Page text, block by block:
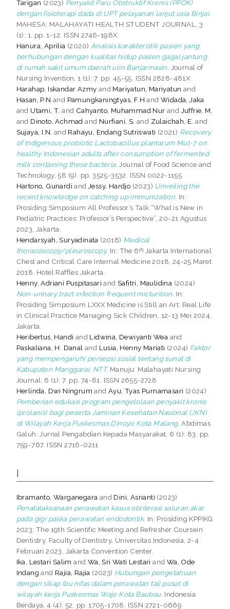
Tarigan (2023) Penyakit Paru Obstruktif Kronis (PPOK)
dengan fisioterapi dada di UPT pelayanan lanjut usia Binjai.
MAHESA: MALAHAYATI HEALTH STUDENT JOURNAL, 3
(1): 1. pp. 1-12. ISSN 2746-198X
Hanura, Aprilia (2020) Analisis karakteristik pasien yang
berhubungan dengan kualitas hidup pasien gagal jantung
di rumah sakit umum daerah ulin Banjarmasin. Journal of
Nursing Invention, 1 (1): 7. pp. 45-55. ISSN 2828-481X
Harahap, Iskandar Azmy and Mariyatun, Mariyatun and
Hasan, P.N and Pamungkaningtyas, F.H andWidada, Jaka
and Utami, T. and Cahyanto, Muhammad Nur and Juffrie, M.
and Dinoto, Achmad and Nurfiani, S. and Zulaichah, E. and
Sujaya, I.N. and Rahayu, Endang Sutriswati (2021) Recovery
of Indigenous probiotic Lactobacillus plantarum Mut-7 on
healthy Indonesian adults after consumption of fermented
milk containing these bacteria. Journal of Food Science and
Technology, 58 (9). pp. 3525-3532. ISSN 0022-1155
Hartono, Gunardi andJessy, Hardjo (2023) Unveiling the
recent knowledge on catching up immunization. In:
Prosiding Simposium All Professor’s Talk “What is New in
Pediatric Practices: Professor’s Perspective”, 20-21 Agustus
2023, Jakarta.
Hendarsyah, Suryadinata (2018) Medical
thoracoscopy/pleuroscopy. In: The 6ᵗꭜ Jakarta International
Chest and Critical Care Internal Medicine 2018, 24-25 Maret
2018, Hotel Raffles Jakarta.
Henny, Adriani Puspitasari andSafitri, Maulidina (2024)
Non-urinary tract infection frequent micturition. In:
Prosiding Simposium LXXX Medicine is Still an Art: Real Life
in Clinical Practice Managing Sick Children, 12-13 Mei 2024,
Jakarta.
Heribertus, Handi and Lidwina, Dewiyanti Wea and
Paskaliana, H. Danal and Lusia, Henny Mariati (2024) Faktor
yang mempengaruhi persepsi sosial tentang sunat di
Kabupaten Manggarai, NTT. Manuju: Malahayati Nursing
Journal, 6 (1): 7. pp. 74-81. ISSN 2655-2728
Herlinda, Dwi Ningrum andAyu, Tyas Purnamasari (2024)
Pemberian edukasi program pengelolaan penyakit kronis
(prolanis) bagi peserta Jaminan Kesehatan Nasional (JKN)
di Wilayah Kerja Puskesmas Dinoyo Kota Malang. Abdimas
Galuh: Jurnal Pengabdian Kepada Masyarakat, 6 (1): 83. pp.
759-767. ISSN 2716-0211
I
Ibramanto, Warganegara and Dini, Asrianti (2023)
Penatalaksanaan perawatan kasus obliterasi saluran akar
pada gigi paska perawatan endodontik. In: Prosiding KPPIKG
2023: The 19th Scientific Meeting and Refresher Coursein
Dentistry, Faculty of Dentistry, Universitas Indonesia, 2-4
Februari 2023, Jakarta Convention Center.
Ika, Lestari Salim and Wa, Sri Wati Lestari and Wa, Ode
Indang and Rajia, Rajia (2023) Hubungan pengetahuan
dengan sikap ibu nifas dalam perawatan tali pusat di
wilayah kerja Puskesmas Wajo Kota Baubau. Indonesia
Berdaya, 4 (4): 52. pp. 1705-1708. ISSN 2721-0669